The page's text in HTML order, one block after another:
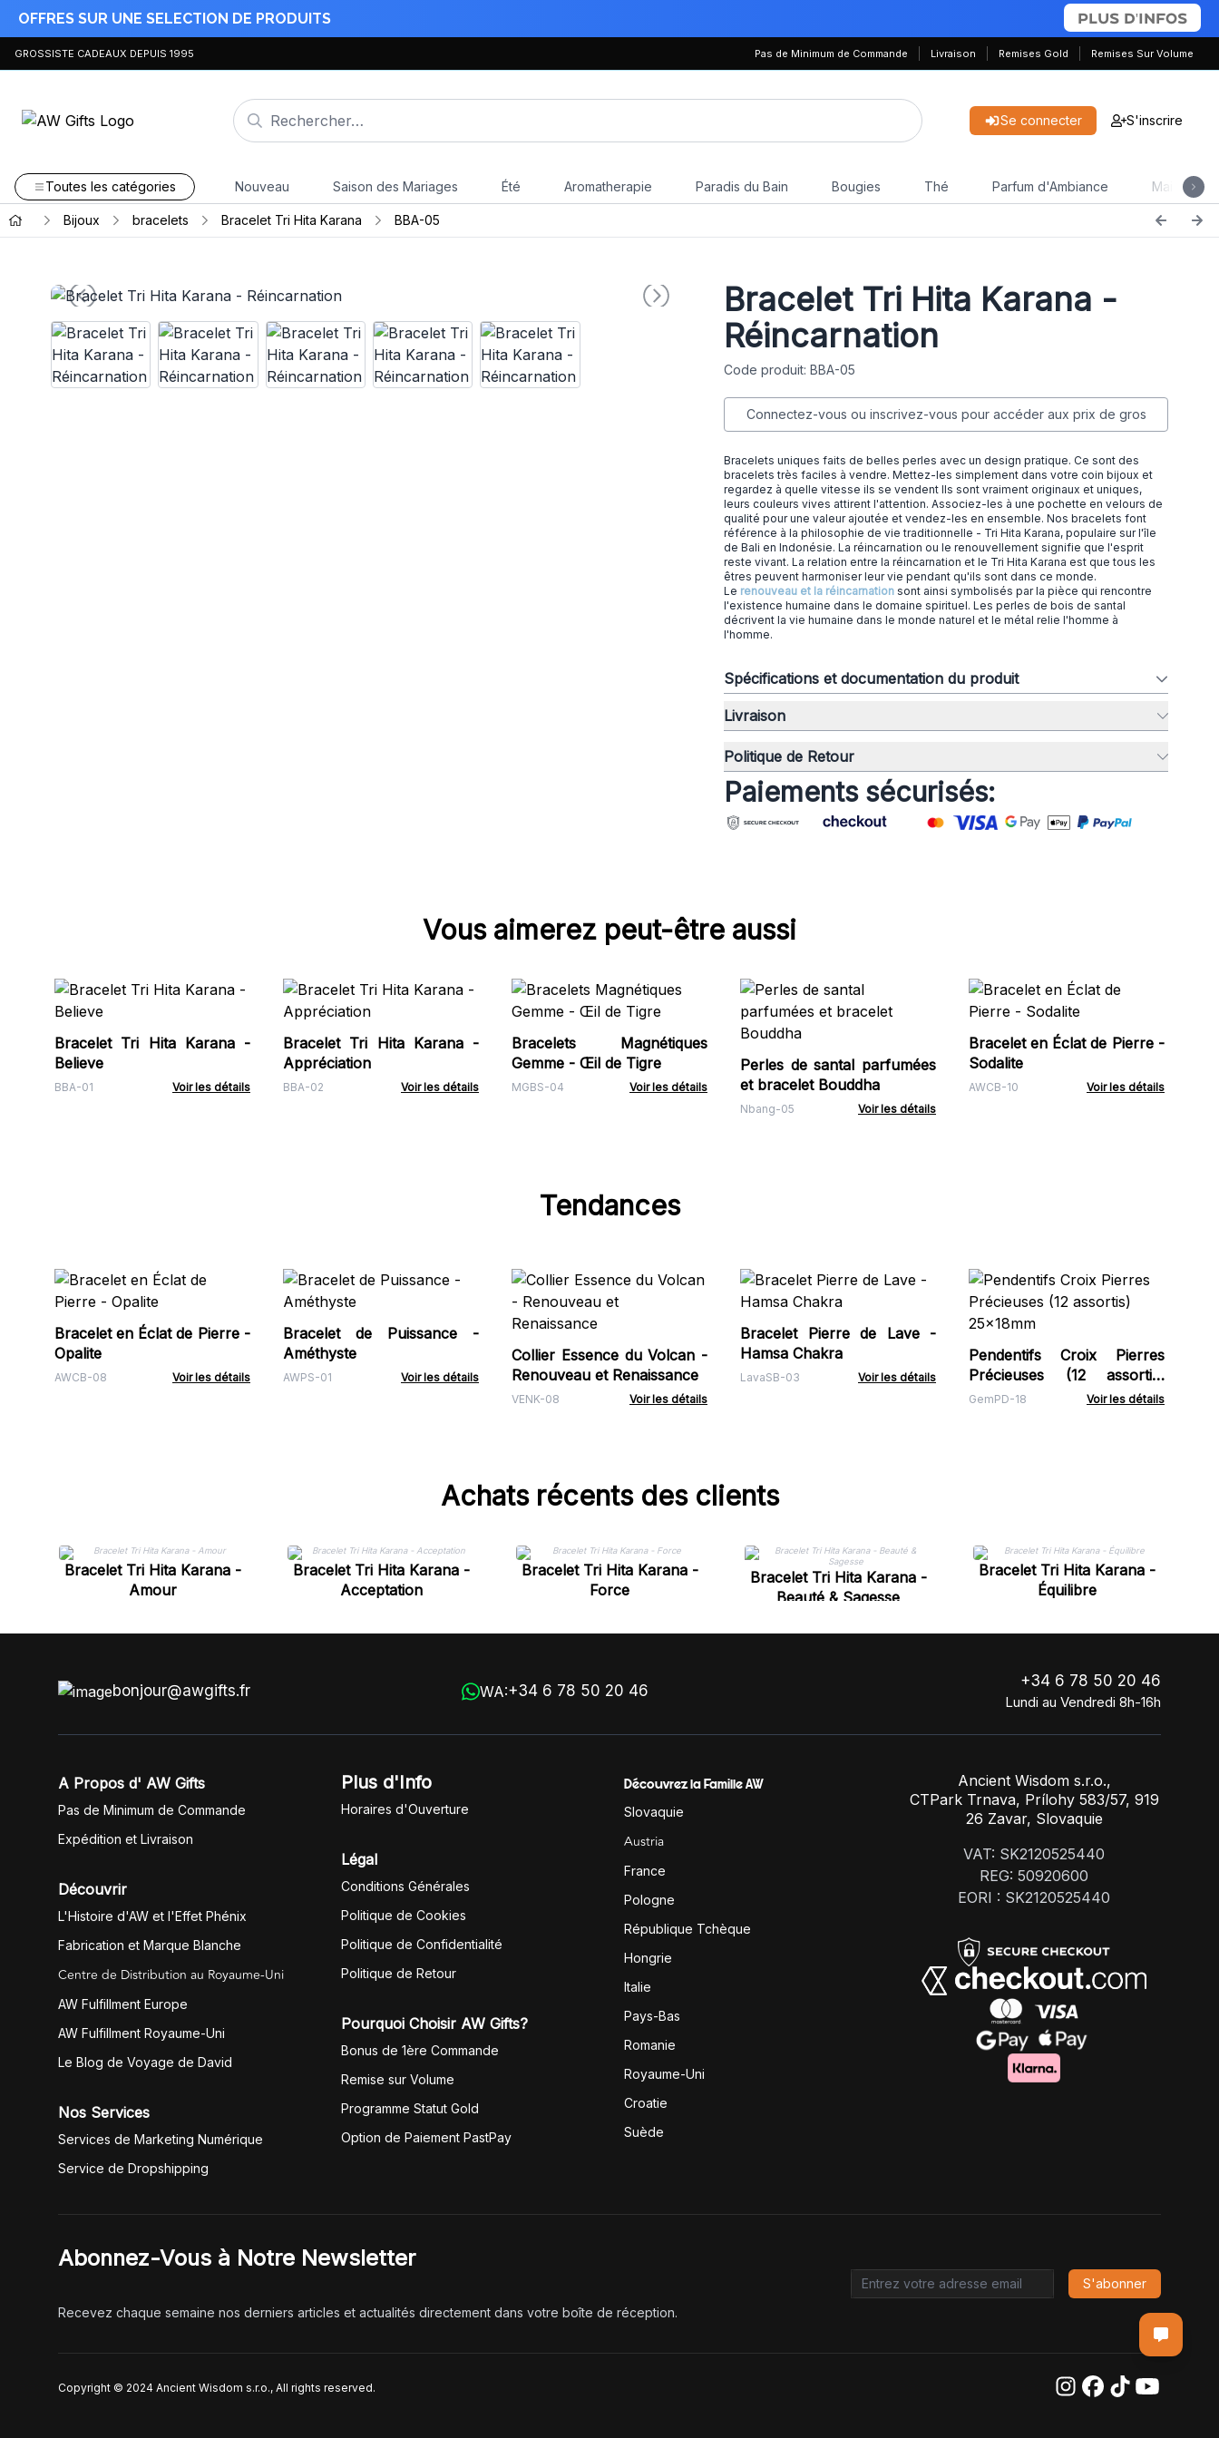
OFFRES SUR UNE SELECTION DE PRODUITS PLUS D'INFOS
GROSSISTE CADEAUX DEPUIS 1995 Pas de Minimum de Commande Livraison Remises Gold Remises Sur Volume
Se connecter S'inscrire
Toutes les catégories Nouveau Saison des Mariages Été Aromatherapie Paradis du Bain Bougies Thé Parfum d'Ambiance Maison &
Bijoux bracelets Bracelet Tri Hita Karana BBA-05
Bracelet Tri Hita Karana -
Réincarnation
Code produit: BBA-05
Connectez-vous ou inscrivez-vous pour accéder aux prix de gros
Bracelets uniques faits de belles perles avec un design pratique. Ce sont des
bracelets très faciles à vendre. Mettez-les simplement dans votre coin bijoux et
regardez à quelle vitesse ils se vendent Ils sont vraiment originaux et uniques,
leurs couleurs vives attirent l'attention. Associez-les à une pochette en velours de
qualité pour une valeur ajoutée et vendez-les en ensemble. Nos bracelets font
référence à la philosophie de vie traditionnelle - Tri Hita Karana, populaire sur l'île
de Bali en Indonésie. La réincarnation ou le renouvellement signifie que l'esprit
reste vivant. La relation entre la réincarnation et le Tri Hita Karana est que tous les
êtres peuvent harmoniser leur vie pendant qu'ils sont dans ce monde.
Le renouveau et la réincarnation sont ainsi symbolisés par la pièce qui rencontre
l'existence humaine dans le domaine spirituel. Les perles de bois de santal
décrivent la vie humaine dans le monde naturel et le métal relie l'homme à
l'homme.
Spécifications et documentation du produit
Livraison
Politique de Retour
Paiements sécurisés:
Vous aimerez peut-être aussi
Bracelet Tri Hita Karana -
Believe
BBA-01 Voir les détails
Bracelet Tri Hita Karana -
Appréciation
BBA-02 Voir les détails
Bracelets Magnétiques
Gemme - Œil de Tigre
MGBS-04 Voir les détails
Perles de santal parfumées
et bracelet Bouddha
Nbang-05 Voir les détails
Bracelet en Éclat de Pierre -
Sodalite
AWCB-10 Voir les détails
Tendances
Bracelet en Éclat de Pierre -
Opalite
AWCB-08 Voir les détails
Bracelet de Puissance -
Améthyste
AWPS-01 Voir les détails
Collier Essence du Volcan -
Renouveau et Renaissance
VENK-08 Voir les détails
Bracelet Pierre de Lave -
Hamsa Chakra
LavaSB-03 Voir les détails
Pendentifs Croix Pierres
Précieuses (12 assortis)
25x18mm
GemPD-18 Voir les détails
Achats récents des clients
Bracelet Tri Hita Karana -
Amour
Bracelet Tri Hita Karana -
Acceptation
Bracelet Tri Hita Karana -
Force
Bracelet Tri Hita Karana -
Beauté & Sagesse
Bracelet Tri Hita Karana -
Équilibre
bonjour@awgifts.fr WA:+34 6 78 50 20 46
+34 6 78 50 20 46
Lundi au Vendredi 8h-16h
A Propos d' AW Gifts
Pas de Minimum de Commande
Expédition et Livraison
Découvrir
L'Histoire d'AW et l'Effet Phénix
Fabrication et Marque Blanche
Centre de Distribution au Royaume-Uni
AW Fulfillment Europe
AW Fulfillment Royaume-Uni
Le Blog de Voyage de David
Nos Services
Services de Marketing Numérique
Service de Dropshipping
Plus d'Info
Horaires d'Ouverture
Légal
Conditions Générales
Politique de Cookies
Politique de Confidentialité
Politique de Retour
Pourquoi Choisir AW Gifts?
Bonus de 1ère Commande
Remise sur Volume
Programme Statut Gold
Option de Paiement PastPay
Découvrez la Famille AW
Slovaquie
Austria
France
Pologne
République Tchèque
Hongrie
Italie
Pays-Bas
Romanie
Royaume-Uni
Croatie
Suède
Ancient Wisdom s.r.o.,
CTPark Trnava, Prílohy 583/57, 919
26 Zavar, Slovaquie
VAT: SK2120525440
REG: 50920600
EORI : SK2120525440
Abonnez-Vous à Notre Newsletter
Recevez chaque semaine nos derniers articles et actualités directement dans votre boîte de réception.
Email address
S'abonner
Copyright © 2024 Ancient Wisdom s.r.o., All rights reserved.